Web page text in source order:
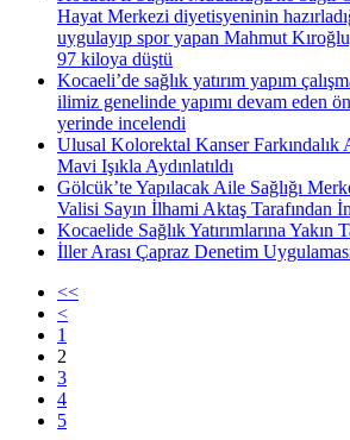
Hayat Merkezi diyetisyeninin
uygulayıp spor yapan Mahmut
97 kiloya düştü
Kocaeli’de sağlık yatırım yapım
ilimiz genelinde yapımı devam eden
yerinde incelendi
Ulusal Kolorektal Kanser Farkındalık
Mavi Işıkla Aydınlatıldı
Gölcük’te Yapılacak Aile Sağlığı
Valisi Sayın İlhami Aktaş Tarafından
Kocaelide Sağlık Yatırımlarına Yakın
İller Arası Çapraz Denetim
<<
<
1
2
3
4
5